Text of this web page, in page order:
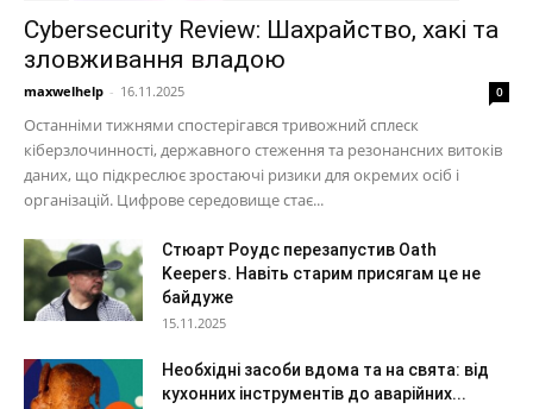
Cybersecurity Review: Шахрайство, хакі та
зловживання владою
maxwelhelp - 16.11.2025 0
Останніми тижнями спостерігався тривожний сплеск
кіберзлочинності, державного стеження та резонансних витоків
даних, що підкреслює зростаючі ризики для окремих осіб і
організацій. Цифрове середовище стає...
Стюарт Роудс перезапустив Oath
Keepers. Навіть старим присягам це не
байдуже
15.11.2025
Необхідні засоби вдома та на свята: від
кухонних інструментів до аварійних...